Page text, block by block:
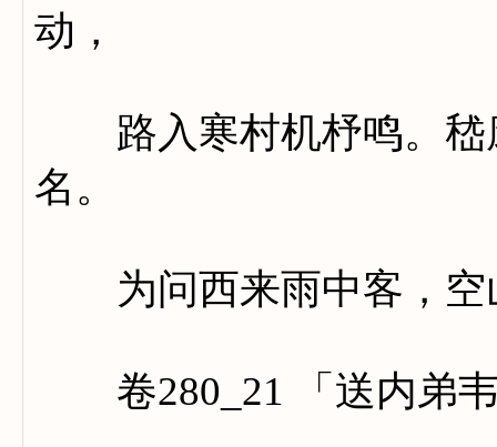
动，
路入寒村机杼鸣。嵇
名。
为问西来雨中客，空
卷280_21 「送内弟韦